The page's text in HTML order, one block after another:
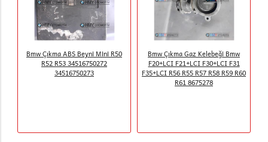
Bmw Çıkma ABS Beyni Mini R50
R52 R53 34516750272
34516750273
Bmw Çıkma Gaz Kelebeği Bmw
F20+LCI F21+LCI F30+LCI F31
F35+LCI R56 R55 R57 R58 R59 R60
R61 8675278